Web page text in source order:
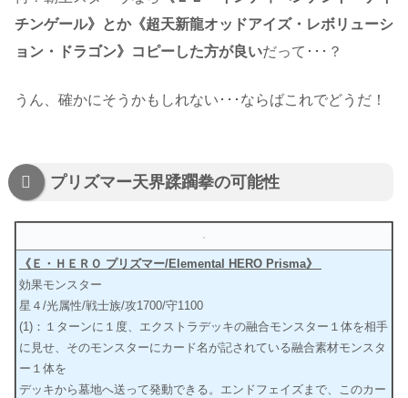
チンゲール》とか《超天新龍オッドアイズ・レボリューシ
ョン・ドラゴン》コピーした方が良いだって･･･？
うん、確かにそうかもしれない･･･ならばこれでどうだ！
プリズマー天界蹂躙拳の可能性
《Ｅ・ＨＥＲＯ プリズマー/Elemental HERO Prisma》
効果モンスター
星４/光属性/戦士族/攻1700/守1100
(1)：１ターンに１度、エクストラデッキの融合モンスター１体を相手
に見せ、そのモンスターにカード名が記されている融合素材モンスタ
ー１体を
デッキから墓地へ送って発動できる。エンドフェイズまで、このカー